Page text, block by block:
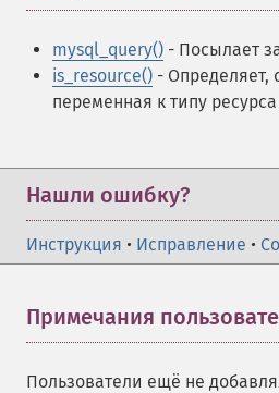
mysql_query() - Посылает
is_resource() - Определяет,
переменная к типу ресурса
Нашли ошибку?
Инструкция • Исправление •
Примечания
Пользователи ещё не